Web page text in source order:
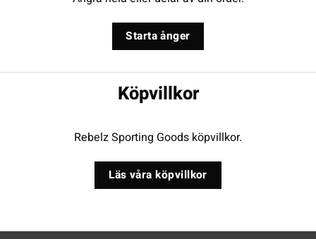
Starta ånger
Köpvillkor
Rebelz Sporting Goods köpvillkor.
Läs våra köpvillkor